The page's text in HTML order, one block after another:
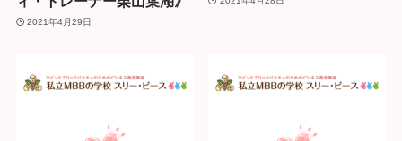
2021年4月29日